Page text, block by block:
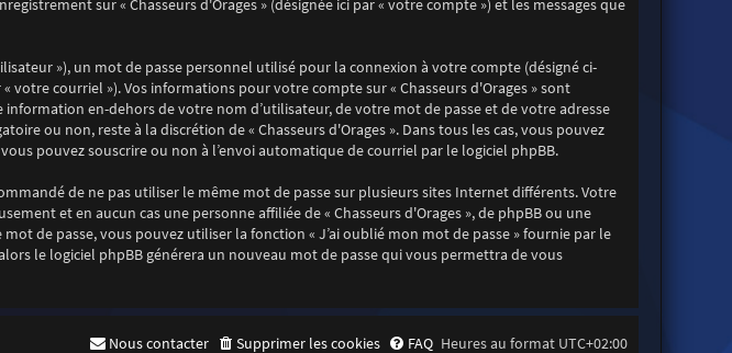
sur « Chasseurs d'Orages » (désignée ici par « votre compte ») et les messages que
»), un mot de passe personnel utilisé pour la connexion à votre compte (désigné ci-
votre courriel »). Vos informations pour votre compte sur « Chasseurs d'Orages » sont
en-dehors de votre nom d’utilisateur, de votre mot de passe et de votre adresse
ou non, reste à la discrétion de « Chasseurs d'Orages ». Dans tous les cas, vous pouvez
pouvez souscrire ou non à l’envoi automatique de courriel par le logiciel phpBB.
de ne pas utiliser le même mot de passe sur plusieurs sites Internet différents. Votre
et en aucun cas une personne affiliée de « Chasseurs d'Orages », de phpBB ou une
de passe, vous pouvez utiliser la fonction « J’ai oublié mon mot de passe » fournie par le
le logiciel phpBB générera un nouveau mot de passe qui vous permettra de vous
Heures au format UTC+02:00
FAQ
Supprimer les cookies
Nous contacter